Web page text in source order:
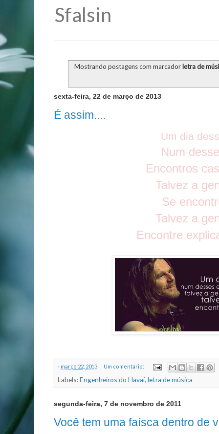
Sfalsin
Mostrando postagens com marcador letra de
sexta-feira, 22 de março de 2013
É assim....
Um dia
Num
Encontros
Talvez a
Se
Talvez a
Encontre
- março 22, 2013 Um comentário:
Labels:Engenheiros do Havaí, letra de música
segunda-feira, 7 de novembro de 2011
Você tem uma faísca dentro de